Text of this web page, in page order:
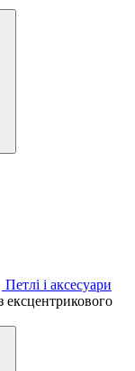
Петлі і аксесуари